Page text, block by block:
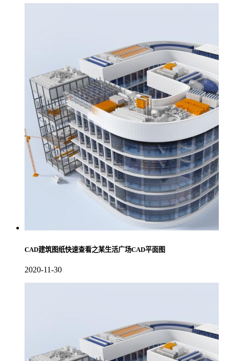
CAD建筑图纸快速查看之某生活广场CAD平面图
2020-11-30